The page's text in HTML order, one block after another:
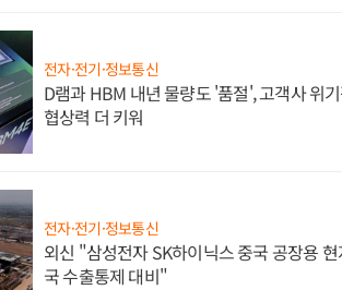
전자·전기·정보통신
D램과 HBM 내년 물량도 '품절', 고객사 위
협상력 더 키워
전자·전기·정보통신
외신 "삼성전자 SK하이닉스 중국 공장용
국 수출통제 대비"